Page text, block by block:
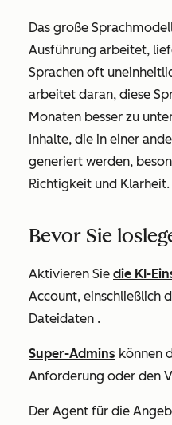
Das große
Ausführung arbeitet,
Sprachen oft
arbeitet daran, diese
Monaten besser zu
Inhalte, die in einer
generiert werden,
Richtigkeit und Klarheit.
Bevor Sie
Aktivieren Sie die KI-
Account, einschließlich
Dateidaten .
Super-Admins können
Anforderung oder den
Der Agent für die